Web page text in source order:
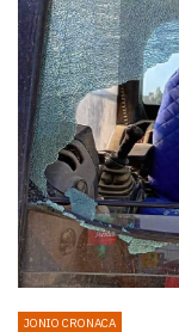
JONIO CRONACA